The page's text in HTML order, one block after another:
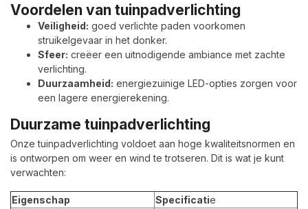
Voordelen van tuinpadverlichting
Veiligheid: goed verlichte paden voorkomen
struikelgevaar in het donker.
Sfeer: creëer een uitnodigende ambiance met zachte
verlichting.
Duurzaamheid: energiezuinige LED-opties zorgen voor
een lagere energierekening.
Duurzame tuinpadverlichting
Onze tuinpadverlichting voldoet aan hoge kwaliteitsnormen en
is ontworpen om weer en wind te trotseren. Dit is wat je kunt
verwachten:
Eigenschap Specificatie